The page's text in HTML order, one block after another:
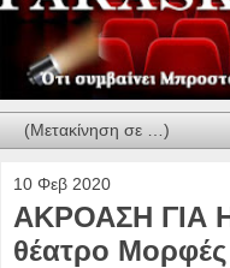
10 Φεβ 2020
ΑΚΡΟΑΣΗ ΓΙΑ
θέατρο